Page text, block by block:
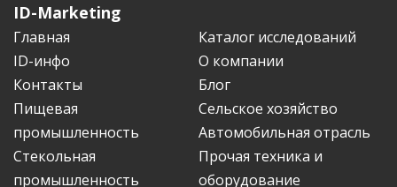
ID-Marketing
Главная
Каталог исследований
ID-инфо
О компании
Контакты
Блог
Пищевая
промышленность
Сельское хозяйство
Автомобильная отрасль
Стекольная
промышленность
Прочая техника и
оборудование